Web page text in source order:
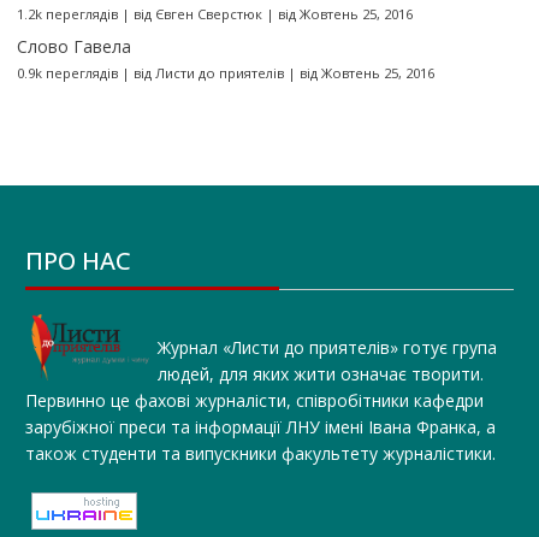
1.2k переглядів| від Євген Сверстюк| від Жовтень 25, 2016
Слово Гавела
0.9k переглядів| від Листи до приятелів| від Жовтень 25, 2016
ПРО НАС
Журнал «Листи до приятелів» готує група
людей, для яких жити означає творити.
Первинно це фахові журналісти, співробітники кафедри
зарубіжної преси та інформації ЛНУ імені Івана Франка, а
також студенти та випускники факультету журналістики.